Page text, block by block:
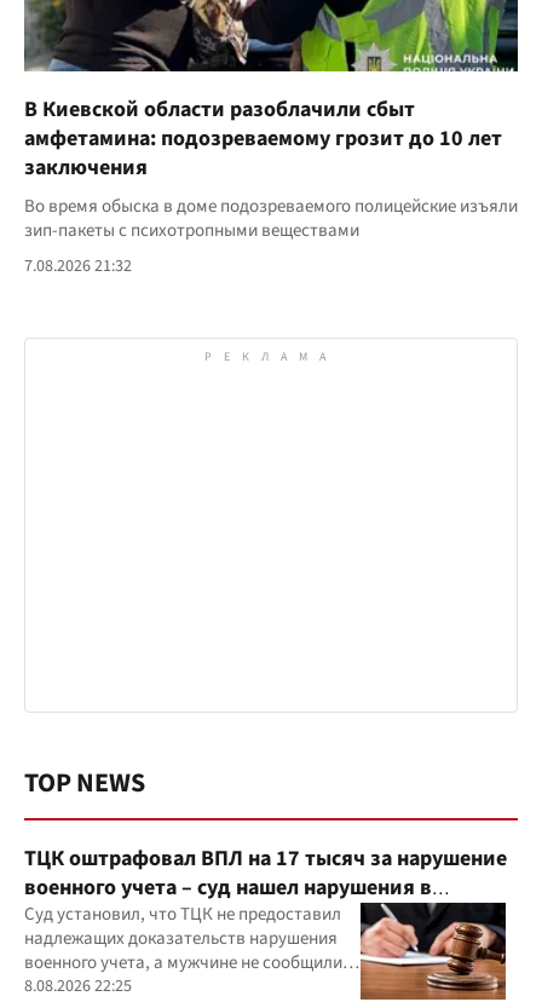
В Киевской области разоблачили сбыт
амфетамина: подозреваемому грозит до 10 лет
заключения
Во время обыска в доме подозреваемого полицейские изъяли
зип-пакеты с психотропными веществами
7.08.2026 21:32
TOP NEWS
ТЦК оштрафовал ВПЛ на 17 тысяч за нарушение
военного учета – суд нашел нарушения в
действиях ТЦК
Суд установил, что ТЦК не предоставил
надлежащих доказательств нарушения
военного учета, а мужчине не сообщили
должным образом о дате и месте
8.08.2026 22:25